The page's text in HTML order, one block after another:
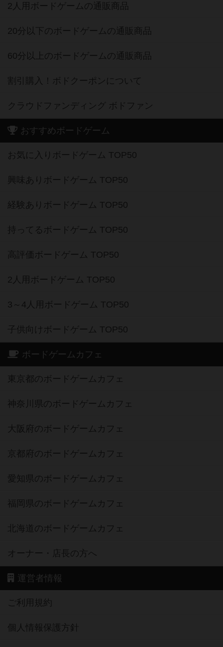
2人用ボードゲームの通販商品
20分以下のボードゲームの通販商品
60分以上のボードゲームの通販商品
割引購入！ボドクーポンについて
クラウドファンディング ボドファン
おすすめボードゲーム
お気に入りボードゲーム TOP50
興味ありボードゲーム TOP50
経験ありボードゲーム TOP50
持ってるボードゲーム TOP50
高評価ボードゲーム TOP50
2人用ボードゲーム TOP50
3～4人用ボードゲーム TOP50
子供向けボードゲーム TOP50
ボードゲームカフェ
東京都のボードゲームカフェ
神奈川県のボードゲームカフェ
大阪府のボードゲームカフェ
京都府のボードゲームカフェ
愛知県のボードゲームカフェ
福岡県のボードゲームカフェ
北海道のボードゲームカフェ
オーナー・店長の方へ
運営者情報
ご利用規約
個人情報保護方針